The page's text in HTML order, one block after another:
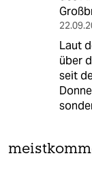
Laut
über
seit